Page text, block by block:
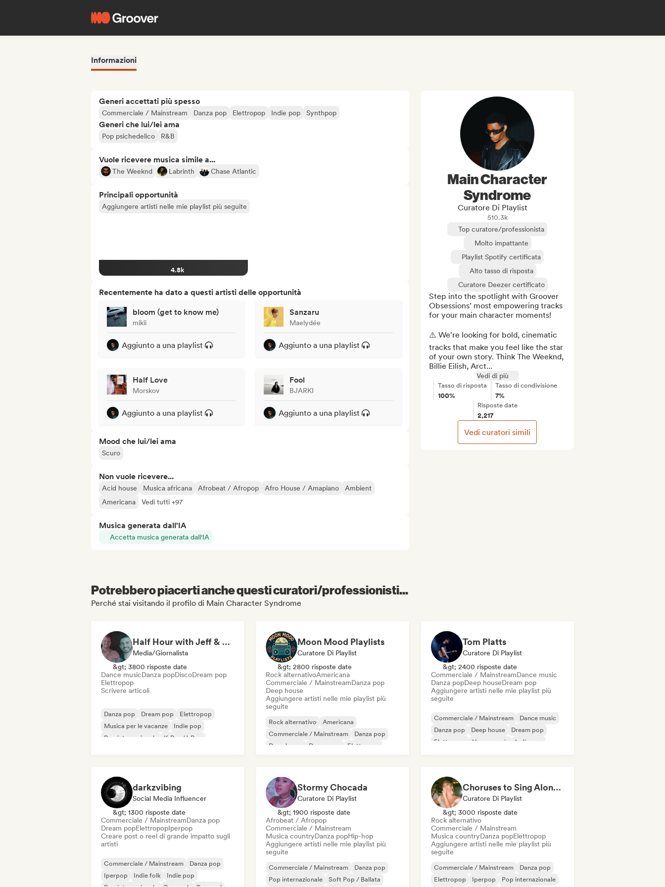
Informazioni
Generi accettati più spesso
Commerciale / Mainstream Danza pop Elettropop Indie pop Synthpop
Generi che lui/lei ama
Pop psichedelico R&B
Vuole ricevere musica simile a...
The Weeknd Labrinth Chase Atlantic
Principali opportunità
Aggiungere artisti nelle mie playlist più seguite
4.8k
Recentemente ha dato a questi artisti delle opportunità
bloom (get to know me)
mikii
Aggiunto a una playlist
Sanzaru
Maelydée
Aggiunto a una playlist
Half Love
Morskov
Aggiunto a una playlist
Fool
BJARKI
Aggiunto a una playlist
Mood che lui/lei ama
Scuro
Non vuole ricevere...
Acid house Musica africana Afrobeat / Afropop Afro House / Amapiano
Ambient
Americana
Vedi tutti +97
Musica generata dall'IA
Accetta musica generata dall'IA
Main Character
Syndrome
Curatore Di Playlist
510.3k
Top curatore/professionista
Molto impattante
Playlist Spotify certificata
Alto tasso di risposta
Curatore Deezer certificato
Step into the spotlight with Groover
Obsessions’ most empowering tracks
for your main character moments!
⚠️ We're looking for bold, cinematic
tracks that make you feel like the star
of your own story. Think The Weeknd,
Billie Eilish, Arct...
Vedi di più
Tasso di risposta
100%
Tasso di condivisione
7%
Risposte date
2,217
Vedi curatori simili
Potrebbero piacerti anche questi curatori/professionisti...
Perché stai visitando il profilo di Main Character Syndrome
Half Hour with Jeff & Richie (An Entertainment Podcast)
Media/Giornalista
&gt; 3800 risposte date
Dance musicDanza popDiscoDream pop
Elettropop
Scrivere articoli
Danza pop Dream pop
Elettropop
Musica per le vacanze
Indie pop
Pop internazionale
K-Pop/J-Pop
Moon Mood Playlists
Curatore Di Playlist
&gt; 2800 risposte date
Rock alternativoAmericana
Commerciale / MainstreamDanza pop
Deep house
Aggiungere artisti nelle mie playlist più
seguite
Rock alternativo
Americana
Commerciale / Mainstream
Danza pop
Deep house
Dream pop
Elettropop
Tom Platts
Curatore Di Playlist
&gt; 2400 risposte date
Commerciale / MainstreamDance music
Danza popDeep houseDream pop
Aggiungere artisti nelle mie playlist più
seguite
Commerciale / Mainstream
Dance music
Danza pop
Deep house
Dream pop
Elettropop
House music Indie pop
darkzvibing
Social Media Influencer
&gt; 1300 risposte date
Commerciale / MainstreamDanza pop
Dream popElettropopIperpop
Creare post o reel di grande impatto sugli
artisti
Commerciale / Mainstream
Danza pop
Iperpop
Indie folk
Indie pop
Stormy Chocada
Curatore Di Playlist
&gt; 1900 risposte date
Afrobeat / Afropop
Commerciale / Mainstream
Musica countryDanza popHip-hop
Aggiungere artisti nelle mie playlist più
seguite
Commerciale / Mainstream
Danza pop
Pop internazionale
Soft Pop / Ballata
Choruses to Sing Along To
Curatore Di Playlist
&gt; 3000 risposte date
Rock alternativo
Commerciale / Mainstream
Musica countryDanza popElettropop
Aggiungere artisti nelle mie playlist più
seguite
Commerciale / Mainstream
Danza pop
Elettropop
Iperpop Pop internazionale